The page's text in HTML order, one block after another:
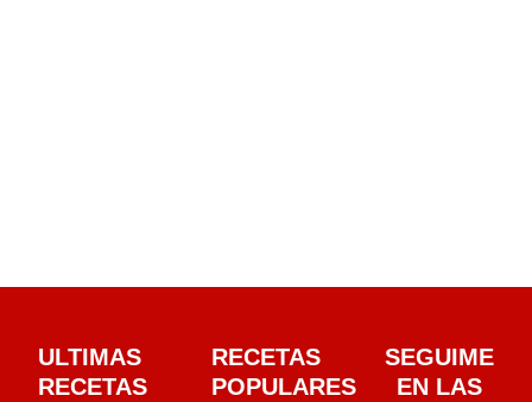
ULTIMAS
RECETAS
RECETAS
POPULARES
SEGUIME
EN LAS